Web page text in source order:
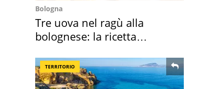
Bologna
Tre uova nel ragù alla
bolognese: la ricetta
TERRITORIO